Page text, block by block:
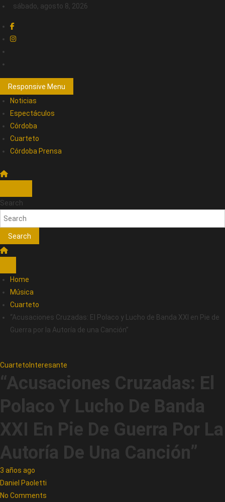
sábado, agosto 8, 2026
Responsive Menu
Noticias
Espectáculos
Córdoba
Cuarteto
Córdoba Prensa
Search
Search
Home
Música
Cuarteto
“Acusaciones Cruzadas: El Polaco y Lucho de Banda XXI en Pie de
Guerra por la Autoría de una Canción”
Cuarteto Interesante
“Acusaciones Cruzadas: El
Polaco Y Lucho De Banda
XXI En Pie De Guerra Por La
Autoría De Una Canción”
3 años ago
Daniel Paoletti
No Comments